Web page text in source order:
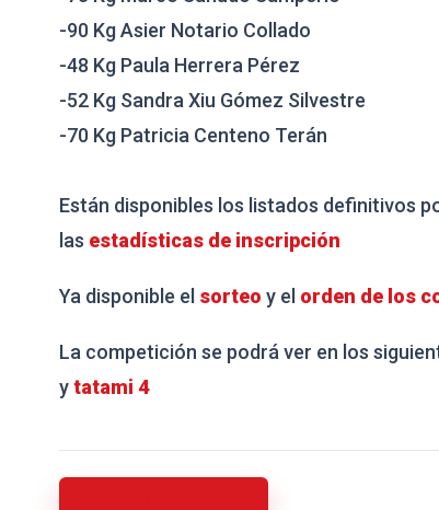
-90 Kg Asier Notario Collado
-48 Kg Paula Herrera Pérez
-52 Kg Sandra Xiu Gómez Silvestre
-70 Kg Patricia Centeno Terán
Están disponibles los listados definitivos
las estadísticas de inscripción
Ya disponible el sorteo y el orden de los
La competición se podrá ver en los
ytatami 4